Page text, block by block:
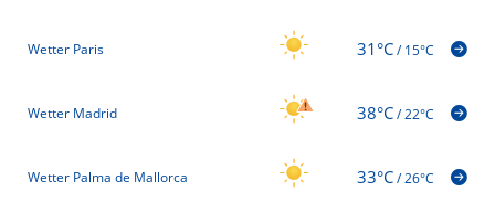
Wetter Paris 31°C/15°C
Wetter Madrid 38°C/22°C
Wetter Palma de Mallorca 33°C/26°C